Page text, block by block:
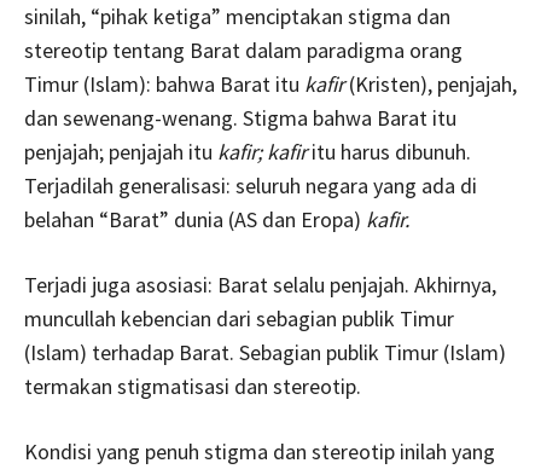
sinilah, “pihak ketiga” menciptakan stigma dan
stereotip tentang Barat dalam paradigma orang
Timur (Islam): bahwa Barat itu kafir(Kristen), penjajah,
dan sewenang-wenang. Stigma bahwa Barat itu
penjajah; penjajah itu kafir; kafiritu harus dibunuh.
Terjadilah generalisasi: seluruh negara yang ada di
belahan “Barat” dunia (AS dan Eropa) kafir.
Terjadi juga asosiasi: Barat selalu penjajah. Akhirnya,
muncullah kebencian dari sebagian publik Timur
(Islam) terhadap Barat. Sebagian publik Timur (Islam)
termakan stigmatisasi dan stereotip.
Kondisi yang penuh stigma dan stereotip inilah yang